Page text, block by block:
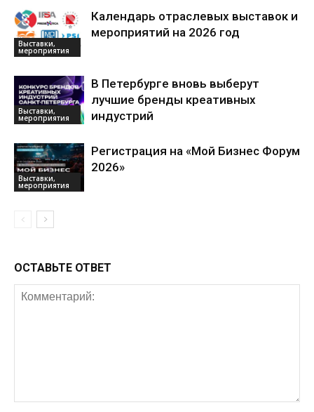
Выставки,
мероприятия
Календарь отраслевых выставок и
мероприятий на 2026 год
Выставки,
мероприятия
В Петербурге вновь выберут
лучшие бренды креативных
индустрий
Выставки,
мероприятия
Регистрация на «Мой Бизнес Форум
2026»
ОСТАВЬТЕ ОТВЕТ